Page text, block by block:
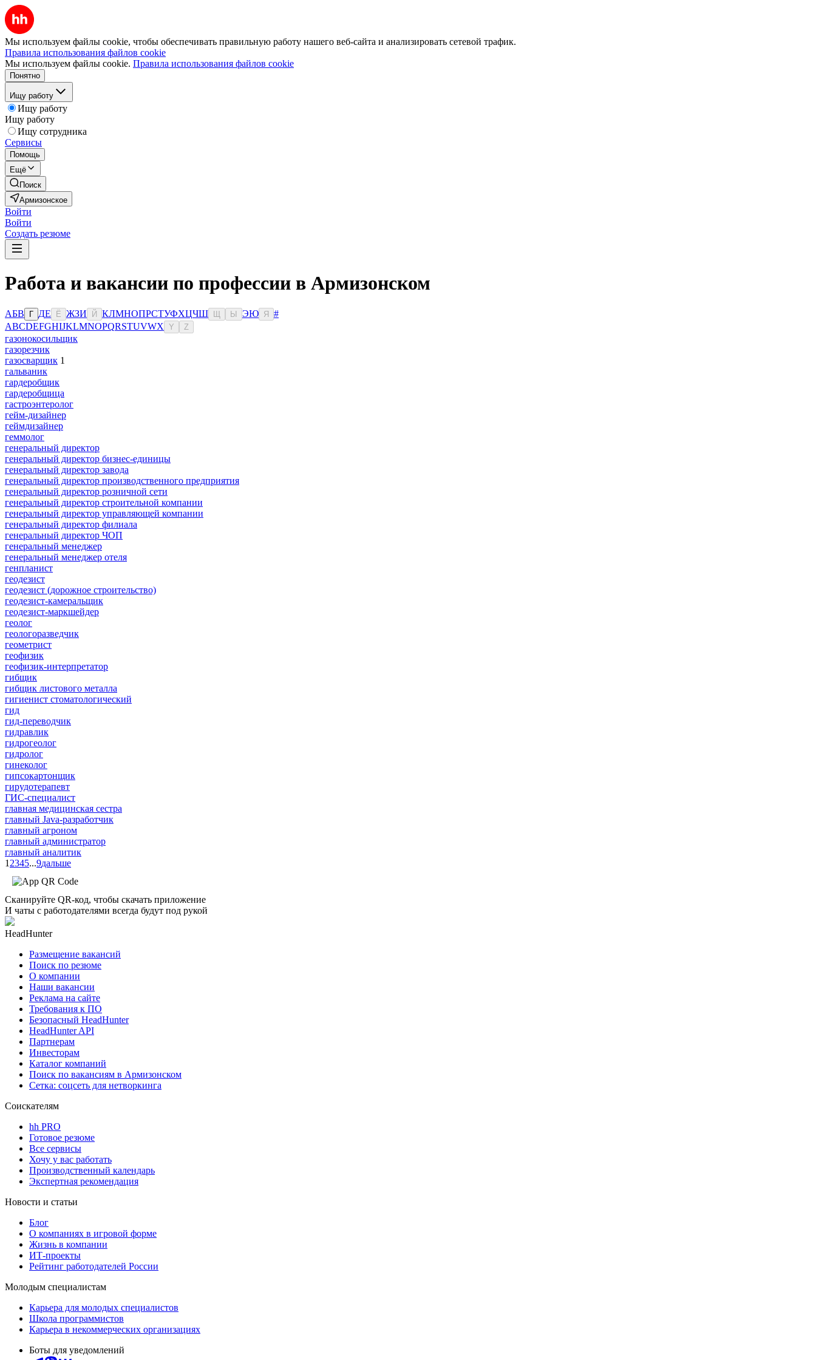
Мы используем файлы cookie, чтобы обеспечивать правильную работу нашего веб-сайта и анализировать сетевой трафик.
Правила использования файлов cookie
Мы используем файлы cookie. Правила использования файлов cookie
Понятно
Ищу работу
Ищу работу
Ищу работу
Ищу сотрудника
Сервисы
Помощь
Ещё
Поиск
Армизонское
Войти
Войти
Создать резюме
Работа и вакансии по профессии в Армизонском
АБВ Г ДЕ Ё ЖЗИ Й КЛМНОПРСТУФХЦЧШ Ы ЭЮ Я
#
ABCDEFGHIJKLMNOPQRSTUVWX Y Z
газонокосильщик
газорезчик
газосварщик 1
гальваник
гардеробщик
гардеробщица
гастроэнтеролог
гейм-дизайнер
геймдизайнер
геммолог
генеральный директор
генеральный директор бизнес-единицы
генеральный директор завода
генеральный директор производственного предприятия
генеральный директор розничной сети
генеральный директор строительной компании
генеральный директор управляющей компании
генеральный директор филиала
генеральный директор ЧОП
генеральный менеджер
генеральный менеджер отеля
генпланист
геодезист
геодезист (дорожное строительство)
геодезист-камеральщик
геодезист-маркшейдер
геолог
геологоразведчик
геометрист
геофизик
геофизик-интерпретатор
гибщик
гибщик листового металла
гигиенист стоматологический
гид
гид-переводчик
гидравлик
гидрогеолог
гидролог
гинеколог
гипсокартонщик
гирудотерапевт
ГИС-специалист
главная медицинская сестра
главный Java-разработчик
главный агроном
главный администратор
главный аналитик
1 2345...9дальше
Сканируйте QR-код, чтобы скачать приложение
И чаты с работодателями всегда будут под рукой
HeadHunter
Размещение вакансий
Поиск по резюме
О компании
Наши вакансии
Реклама на сайте
Требования к ПО
Безопасный HeadHunter
HeadHunter API
Партнерам
Инвесторам
Каталог компаний
Поиск по вакансиям в Армизонском
Сетка: соцсеть для нетворкинга
Соискателям
hh PRO
Готовое резюме
Все сервисы
Хочу у вас работать
Производственный календарь
Экспертная рекомендация
Новости и статьи
Блог
О компаниях в игровой форме
Жизнь в компании
ИТ-проекты
Рейтинг работодателей России
Молодым специалистам
Карьера для молодых специалистов
Школа программистов
Карьера в некоммерческих организациях
Боты для уведомлений